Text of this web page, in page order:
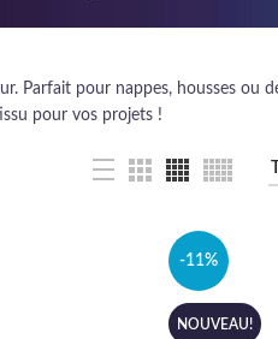
Parfait pour nappes, housses ou
pour vos projets !
-11%
NOUVEAU!